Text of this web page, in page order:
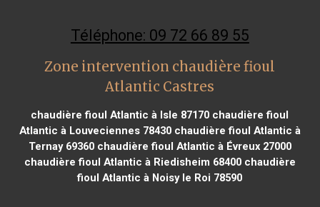
Téléphone: 09 72 66 89 55
Zone intervention chaudière fioul
Atlantic Castres
chaudière fioul Atlantic à Isle 87170 chaudière fioul
Atlantic à Louveciennes 78430chaudière fioul Atlantic à
Ternay 69360chaudière fioul Atlantic à Évreux 27000
chaudière fioul Atlantic à Riedisheim 68400chaudière
fioul Atlantic à Noisy le Roi 78590